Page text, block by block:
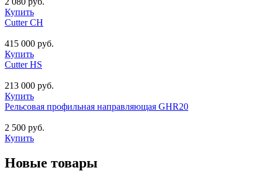
Купить
Cutter CH
415 000 руб.
Купить
Cutter HS
213 000 руб.
Купить
Рельсовая профильная направляющая GHR20
2 500 руб.
Купить
Новые товары